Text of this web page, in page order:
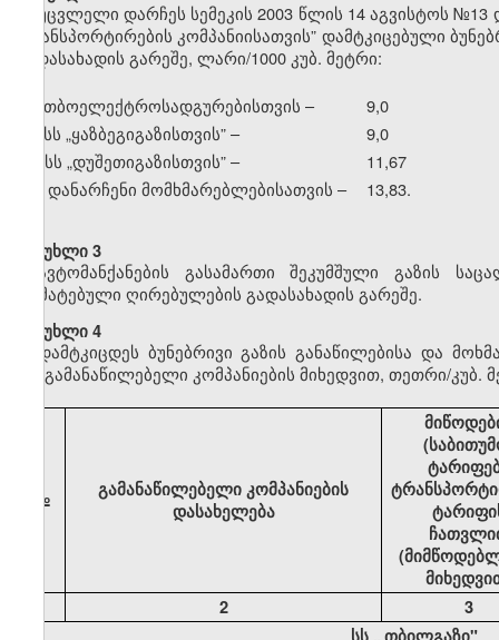
უცვლელი დარჩეს სემეკის 2003 წლის 14 აგვისტოს
ტრანსპორტირების კომპანიისათვის” დამტკიცებული
გადასახადის გარეშე, ლარი/1000 კუბ. მეტრი:
ა) თბოელექტროსადგურებისთვის –
9,0
ბ) სს„ყაზბეგიგაზისთვის” –
9,0
გ) სს„დუშეთიგაზისთვის” –
11,67
დ) დანარჩენი მომხმარებლებისათვის –
13,83.
მუხლი 3
ავტომანქანების გასამართი შეკუმშული გაზის
დამატებული ღირებულების გადასახადის გარეშე.
მუხლი 4
დამტკიცდეს ბუნებრივი გაზის განაწილებისა და
გაზგამანაწილებელი კომპანიების მიხედვით, თეთრი/კუბ.
№
გამანაწილებელი კომპანიების
დასახელება
2
3